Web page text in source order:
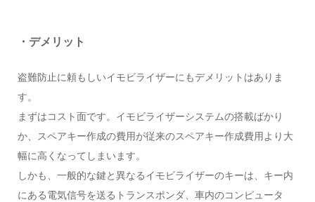
・デメリット
盗難防止に頼もしいイモビライザーにもデメリットはありま
す。
まずはコスト面です。イモビライザーシステムの搭載ばかり
か、スペアキー作成の費用が従来のスペアキー作成費用より大
幅に高くなってしまいます。
しかも、一般的な鍵と異なるイモビライザーのキーは、キー内
にある電気信号を送るトランスポンダ、車内のコンピュータ